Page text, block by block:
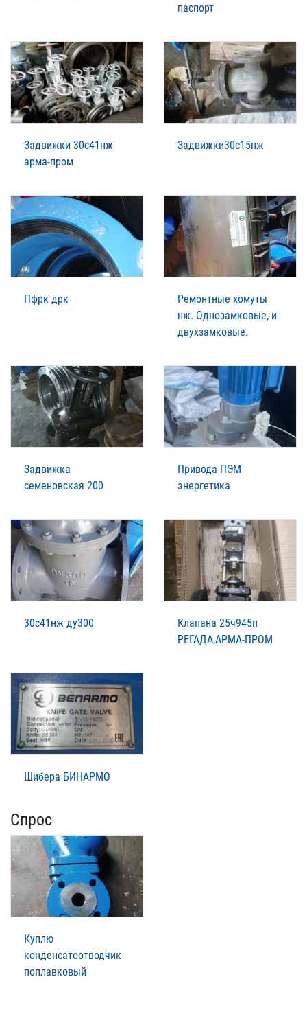
паспорт
Задвижки 30с41нж
арма-пром
Задвижки30с15нж
Пфрк дрк
Ремонтные хомуты
нж. Однозамковые, и
двухзамковые.
Задвижка
семеновская 200
Привода ПЭМ
энергетика
30с41нж ду300
Клапана 25ч945п
РЕГАДА,АРМА-ПРОМ
Шибера БИНАРМО
Спрос
Куплю
конденсатоотводчик
поплавковый